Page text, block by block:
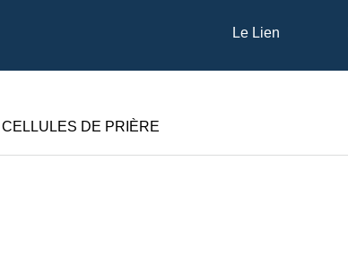
Le Lien
DE PRIÈRE